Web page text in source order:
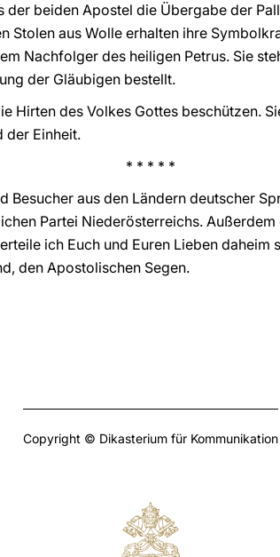
der beiden Apostel die Übergabe der
Stolen aus Wolle erhalten ihre
Nachfolger des heiligen Petrus. Sie
der Gläubigen bestellt.
Hirten des Volkes Gottes beschützen.
der Einheit.
* * * * *
Besucher aus den Ländern deutscher
Partei Niederösterreichs.
ich Euch und Euren Lieben
den Apostolischen Segen.
Copyright © Dikasterium für Kommunikation